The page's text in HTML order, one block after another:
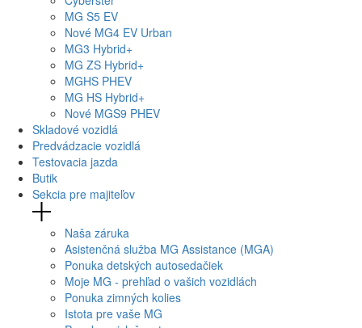
MG S5 EV
Nové MG4 EV Urban
MG3 Hybrid+
MG ZS Hybrid+
MGHS PHEV
MG HS Hybrid+
Nové MGS9 PHEV
Skladové vozidlá
Predvádzacie vozidlá
Testovacia jazda
Butik
Sekcia pre majiteľov
Naša záruka
Asistenčná služba MG Assistance (MGA)
Ponuka detských autosedačiek
Moje MG - prehľad o vašich vozidlách
Ponuka zimných kolies
Istota pre vaše MG